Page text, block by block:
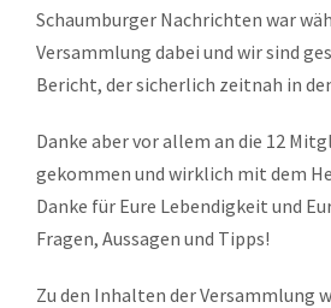
Schaumburger Nachrichten war
Versammlung dabei und wir sind
Bericht, der sicherlich zeitnah in
Danke aber vor allem an die 12
gekommen und wirklich mit dem
Danke für Eure Lebendigkeit und
Fragen, Aussagen und Tipps!
Zu den Inhalten der Versammlung